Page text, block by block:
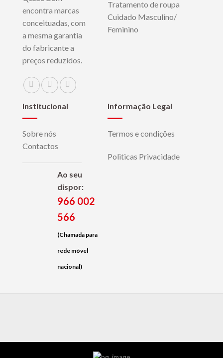
encontra marcas
conceituadas, com
a mesma garantia
do fabricante a
preços reduzidos.
Tratamento de roupa
Cuidado Masculino/
Feminino
Institucional
Sobre nós
Contactos
Ao seu
dispor:
966 002
566
(Chamada para
rede móvel
nacional)
Informação Legal
Termos e condições
Politicas Privacidade